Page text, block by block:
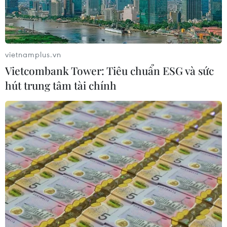
Xem trực tiếp Việt Nam-Campuchia
tại ASEAN Cup 2026 trên kênh nào?
07/08/2026 09:49
Nhận định Singapore vs
Indonesia (20h ngày 7/8): Cuộc quyết
đấu giành tấm vé bán kết duy nhất
07/08/2026 08:41
Cục diện ASEAN Cup: Việt Nam
quyết giành ngôi đầu, Thái Lan vẫn
có thể bị loại
07/08/2026 02:29
vietnamplus.vn
Vietcombank Tower: Tiêu chuẩn ESG và sức
hút trung tâm tài chính